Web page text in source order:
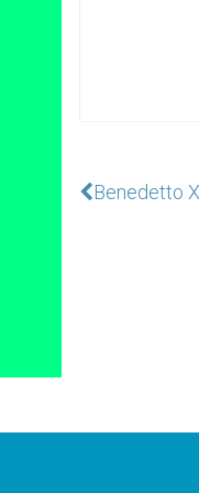
Benedetto